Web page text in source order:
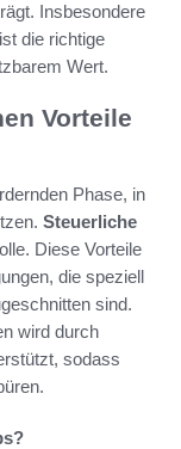
Insbesondere
die richtige
Wert.
Vorteile
Phase, in
Steuerliche
Diese Vorteile
die speziell
sind.
wird durch
sodass